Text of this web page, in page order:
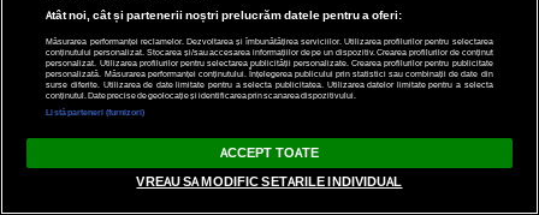
Atât noi, cât și partenerii noștri prelucrăm datele pentru a oferi:
Măsurarea performanței reclamelor. Dezvoltarea și îmbunătățirea serviciilor. Utilizarea profilurilor pentru selectarea
conținutului personalizat. Stocarea și/sau accesarea informațiilor de pe un dispozitiv. Crearea profilurilor de conținut
personalizat. Utilizarea profilurilor pentru selectarea publicității personalizate. Crearea profilurilor pentru publicitate
personalizată. Măsurarea performanței conținutului. Înțelegerea publicului prin statistici sau combinații de date din
surse diferite. Utilizarea de date limitate pentru a selecta publicitatea. Utilizarea datelor limitate pentru a selecta
conținutul. Date precise de geolocație și identificarea prin scanarea dispozitivului.
Listă parteneri (furnizori)
ACCEPT TOATE
VREAU SA MODIFIC SETARILE INDIVIDUAL